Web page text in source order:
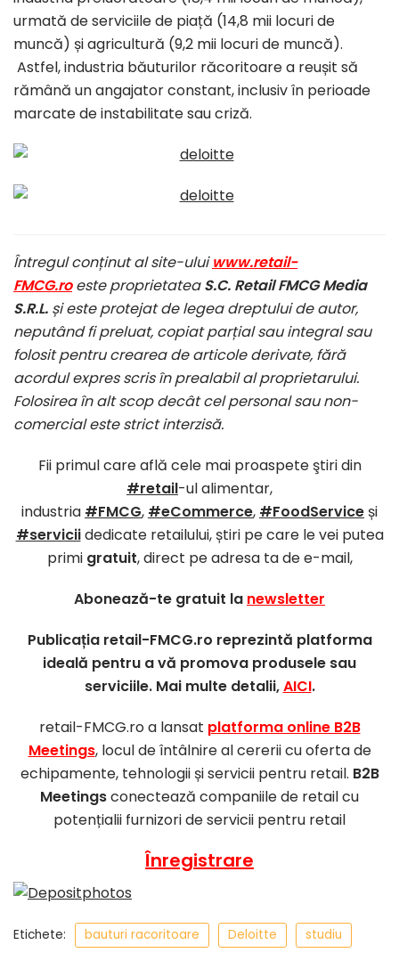
urmată de serviciile de piață (14,8 mii locuri de
muncă) și agricultură (9,2 mii locuri de muncă).
Astfel, industria băuturilor răcoritoare a reușit să
rămână un angajator constant, inclusiv în perioade
marcate de instabilitate sau criză.
Întregul conținut al site-uluiwww.retail-
FMCG.roeste proprietateaS.C. Retail FMCG Media
S.R.L. și este protejat de legea dreptului de autor,
neputând fi preluat, copiat parțial sau integral sau
folosit pentru crearea de articole derivate, fără
acordul expres scris în prealabil al proprietarului.
Folosirea în alt scop decât cel personal sau non-
comercial este strict interzisă.
Fii primul care află cele mai proaspete ştiri din
#retail-ul alimentar,
industria #FMCG, #eCommerce, #FoodServiceși
#serviciidedicate retailului, știri pe care le vei putea
primi gratuit, direct pe adresa ta de e-mail,
Abonează-te gratuit la newsletter
Publicația retail-FMCG.ro reprezintă platforma
ideală pentru a vă promova produsele sau
serviciile. Mai multe detalii,AICI.
retail-FMCG.ro a lansat platforma online B2B
Meetings, locul de întâlnire al cererii cu oferta de
echipamente, tehnologii și servicii pentru retail. B2B
Meetingsconectează companiile de retail cu
potențialii furnizori de servicii pentru retail
Înregistrare
Etichete: bauturi racoritoare Deloitte studiu